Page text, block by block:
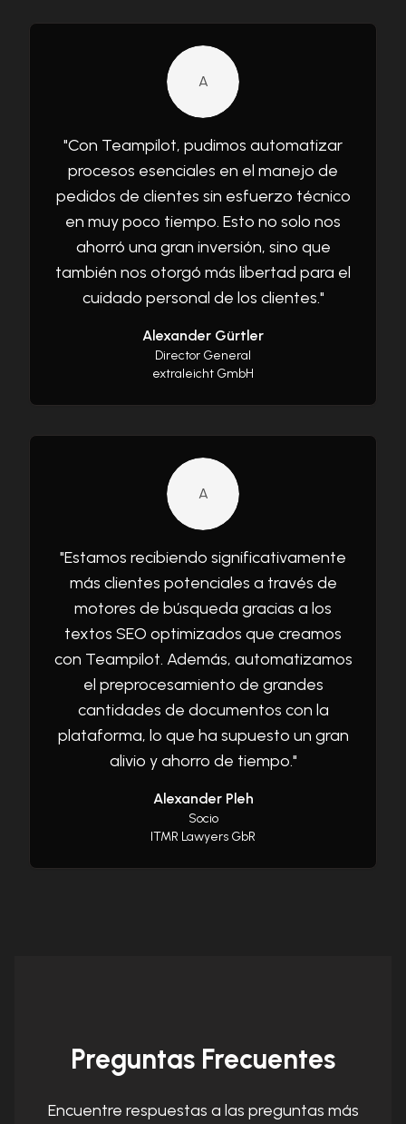
A
"Con Teampilot, pudimos automatizar
procesos esenciales en el manejo de
pedidos de clientes sin esfuerzo técnico
en muy poco tiempo. Esto no solo nos
ahorró una gran inversión, sino que
también nos otorgó más libertad para el
cuidado personal de los clientes."
Alexander Gürtler
Director General
extraleicht GmbH
A
"Estamos recibiendo significativamente
más clientes potenciales a través de
motores de búsqueda gracias a los
textos SEO optimizados que creamos
con Teampilot. Además, automatizamos
el preprocesamiento de grandes
cantidades de documentos con la
plataforma, lo que ha supuesto un gran
alivio y ahorro de tiempo."
Alexander Pleh
Socio
ITMR Lawyers GbR
Preguntas Frecuentes
Encuentre respuestas a las preguntas más